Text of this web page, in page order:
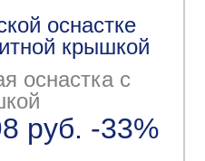
оснастке
крышкой
оснастка с
руб. -33%